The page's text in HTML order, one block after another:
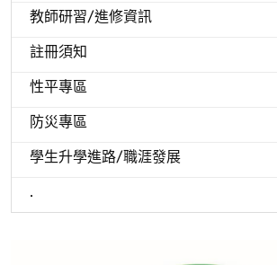
教師研習/進修資訊
註冊須知
性平專區
防災專區
學生升學進路/職涯發展
.